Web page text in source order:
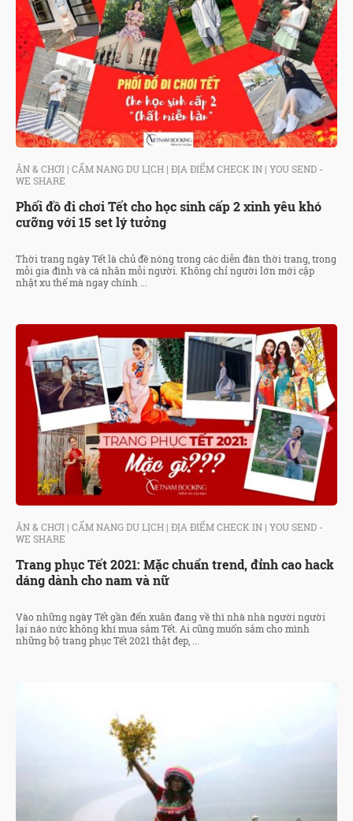
ĂN & CHƠI | CẨM NANG DU LỊCH | ĐỊA ĐIỂM CHECK IN | YOU SEND -
WE SHARE
Phối đồ đi chơi Tết cho học sinh cấp 2 xinh yêu khó
cưỡng với 15 set lý tưởng
Thời trang ngày Tết là chủ đề nóng trong các diễn đàn thời trang, trong
mỗi gia đình và cá nhân mỗi người. Không chỉ người lớn mới cập
nhật xu thế mà ngay chính ...
ĂN & CHƠI | CẨM NANG DU LỊCH | ĐỊA ĐIỂM CHECK IN | YOU SEND -
WE SHARE
Trang phục Tết 2021: Mặc chuẩn trend, đỉnh cao hack
dáng dành cho nam và nữ
Vào những ngày Tết gần đến xuân đang về thì nhà nhà người người
lại náo nức không khí mua sắm Tết. Ai cũng muốn sắm cho mình
những bộ trang phục Tết 2021 thật đẹp, ...